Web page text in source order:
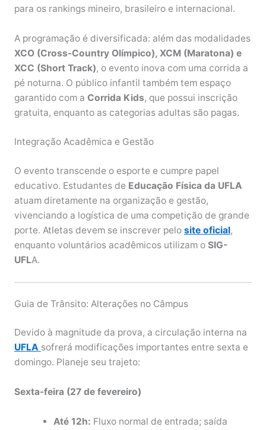
para os rankings mineiro, brasileiro e internacional.
A programação é diversificada: além das modalidades
XCO (Cross-Country Olímpico), XCM (Maratona) e
XCC (Short Track), o evento inova com uma corrida a
pé noturna. O público infantil também tem espaço
garantido com a Corrida Kids, que possui inscrição
gratuita, enquanto as categorias adultas são pagas.
Integração Acadêmica e Gestão
O evento transcende o esporte e cumpre papel
educativo. Estudantes deEducação Física da UFLA
atuam diretamente na organização e gestão,
vivenciando a logística de uma competição de grande
porte. Atletas devem se inscrever pelo site oficial,
enquanto voluntários acadêmicos utilizam oSIG-
UFLA.
Guia de Trânsito: Alterações no Câmpus
Devido à magnitude da prova, a circulação interna na
UFLA sofrerá modificações importantes entre sexta e
domingo. Planeje seu trajeto:
Sexta-feira (27 de fevereiro)
Até 12h: Fluxo normal de entrada; saída